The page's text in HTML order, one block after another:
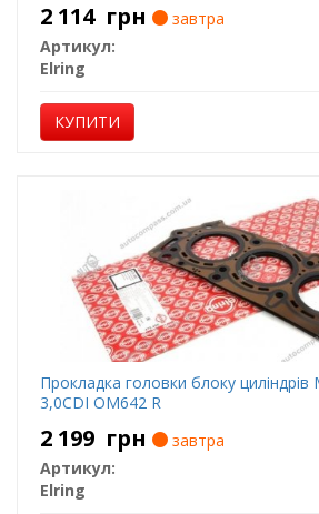
2 114 грн
завтра
Артикул:
Elring
КУПИТИ
Прокладка головки блоку циліндрів
3,0CDI OM642 R
2 199 грн
завтра
Артикул:
Elring